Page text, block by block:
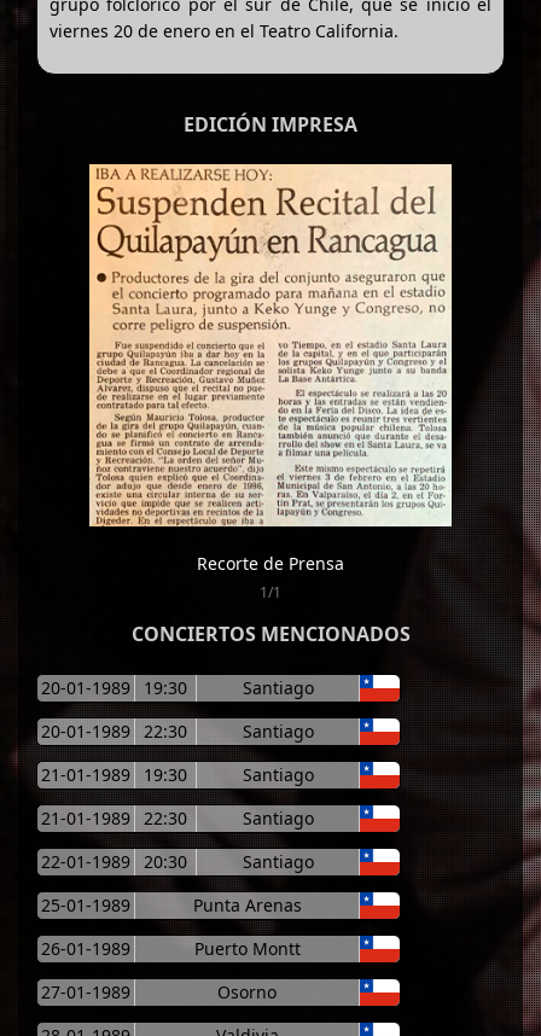
viernes 20 de enero en el Teatro California.
EDICIÓN IMPRESA
Recorte de Prensa
1/1
CONCIERTOS MENCIONADOS
20-01-1989 19:30
Santiago
20-01-1989 22:30
Santiago
21-01-1989
19:30
Santiago
21-01-1989 22:30
Santiago
22-01-1989 20:30
Santiago
25-01-1989
Punta Arenas
26-01-1989
Puerto Montt
27-01-1989
Osorno